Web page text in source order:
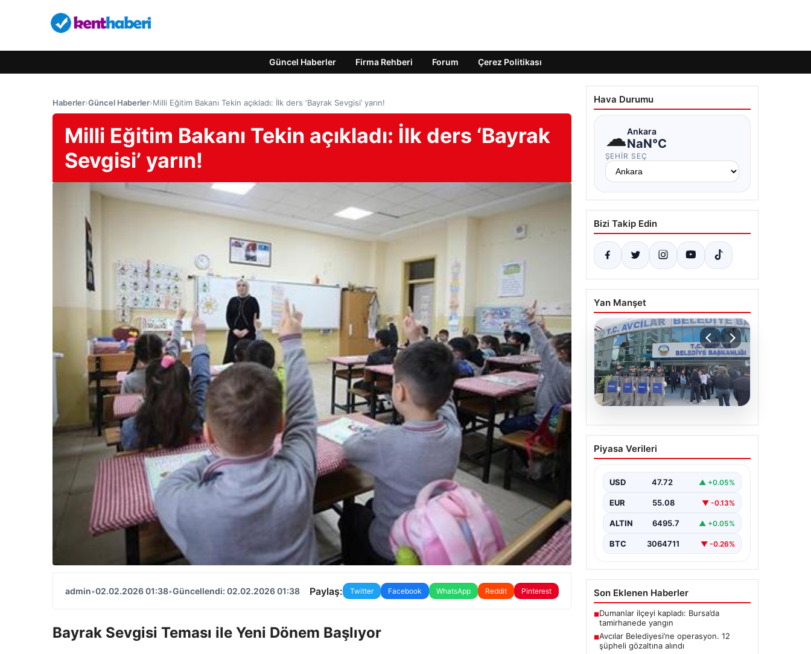
Güncel Haberler Firma Rehberi Forum Çerez Politikası
Haberler›Güncel Haberler›Milli Eğitim Bakanı Tekin açıkladı: İlk ders ‘Bayrak Sevgisi’ yarın!
Milli Eğitim Bakanı Tekin açıkladı: İlk ders ‘Bayrak
Sevgisi’ yarın!
admin•02.02.2026 01:38•Güncellendi: 02.02.2026 01:38 Paylaş: Twitter Facebook WhatsApp Reddit Pinterest
Bayrak Sevgisi Teması ile Yeni Dönem Başlıyor
Hava Durumu
☁Ankara
NaN°C
ŞEHIR SEÇ
Bizi Takip Edin
Yan Manşet
05.08.2026
Avcılar Belediyesi’ne
operasyon. 12 şüpheli
Piyasa Verileri
USD 47.72 ▲ +0.05%
EUR 55.08 ▼ -0.13%
ALTIN 6495.7 ▲ +0.05%
BTC 3064711 ▼ -0.26%
Son Eklenen Haberler
■Dumanlar ilçeyi kapladı: Bursa’da
tamirhanede yangın
■Avcılar Belediyesi’ne operasyon. 12
şüpheli gözaltına alındı